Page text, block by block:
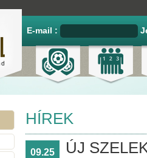
E-mail :
HÍREK
09.25 ÚJ